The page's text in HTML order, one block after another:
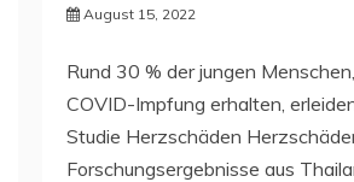
August 15, 2022
Rund 30 % der jungen
COVID-Impfung erhalten,
Studie Herzschäden
Forschungsergebnisse aus